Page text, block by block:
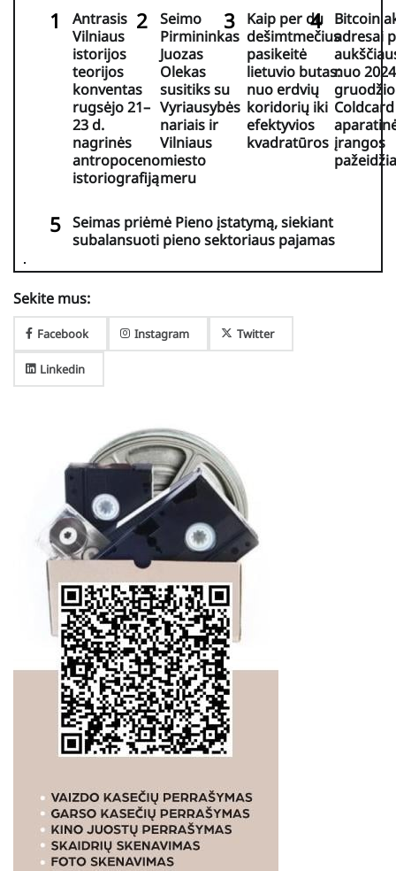
Antrasis
Vilniaus
istorijos
teorijos
konventas
rugsėjo 21–
23 d.
nagrinės
antropoceno
istoriografiją
Seimo
Pirmininkas
Juozas
Olekas
susitiks su
Vyriausybės
nariais ir
Vilniaus
miesto
meru
Kaip per du
dešimtmečius
pasikeitė
lietuvio butas:
nuo erdvių
koridorių iki
efektyvios
kvadratūros
Bitcoin
adresai
nuo
Coldcard
įrangos
Seimas priėmė Pieno įstatymą, siekiant
subalansuoti pieno sektoriaus pajamas
Sekite mus:
Facebook Instagram Twitter
Linkedin